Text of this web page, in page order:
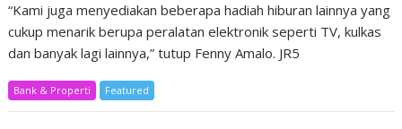
“Kami juga menyediakan beberapa hadiah hiburan lainnya yang
cukup menarik berupa peralatan elektronik seperti TV, kulkas
dan banyak lagi lainnya,” tutup Fenny Amalo. JR5
Bank & Properti Featured